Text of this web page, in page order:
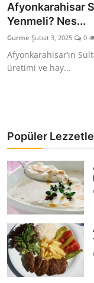
Kalori & Diyet
Mutfak Püf
Mekan & Lezzet
Yöresel Tarifler &
Gıda Güvenliği &
İçecek Kültürü &
Popüler Kültür &
Mutfak Temizliği
Anne & Bebek
Afyonkarahisar
Yenmeli? Nes...
Gurme Şubat 3, 2025 0
Afyonkarahisar’ın
üretimi ve hay...
Popüler